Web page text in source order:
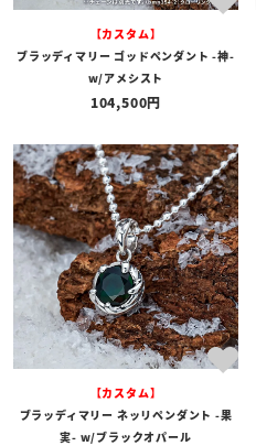
【カスタム】
ブラッディマリー ゴッドペンダント -神-
w/アメシスト
104,500
【カスタム】
ブラッディマリー ネッリペンダント -果
実- w/ブラックオパール